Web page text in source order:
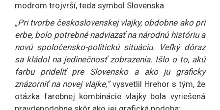
modrom trojvrší, teda symbol Slovenska.
„Pri tvorbe československej vlajky, obdobne ako pri
erbe, bolo potrebné nadviazať na národnú históriu a
novú spoločensko-politickú situáciu. Veľký dôraz
sa kládol na jedinečnosť zobrazenia. Išlo o to, akú
farbu prideliť pre Slovensko a ako ju graficky
znázorniť na novej vlajke,“vysvetlil Hrehor s tým, že
otázka farebnej kombinácie vlajky bola vyriešená